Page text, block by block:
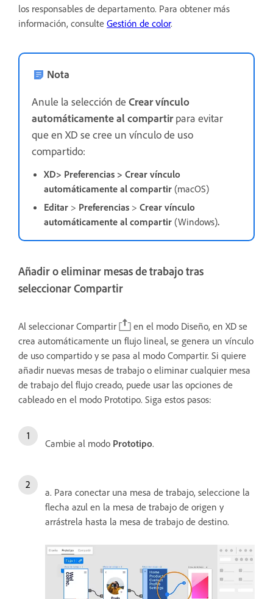
los responsables de departamento. Para obtener más
información, consulte Gestión de color.
Nota
Anule la selección de Crear vínculo
automáticamente al compartirpara evitar
que en XD se cree un vínculo de uso
compartido:
XD> Preferencias > Crear vínculo
automáticamente al compartir (macOS)
Editar > Preferencias > Crear vínculo
automáticamente al compartir (Windows).
Añadir o eliminar mesas de trabajo tras
seleccionar Compartir
Al seleccionar Compartir
en el modo Diseño, en XD se
crea automáticamente un flujo lineal, se genera un vínculo
de uso compartido y se pasa al modo Compartir. Si quiere
añadir nuevas mesas de trabajo o eliminar cualquier mesa
de trabajo del flujo creado, puede usar las opciones de
cableado en el modo Prototipo. Siga estos pasos:
Cambie al modo Prototipo.
a. Para conectar una mesa de trabajo, seleccione la
flecha azul en la mesa de trabajo de origen y
arrástrela hasta la mesa de trabajo de destino.